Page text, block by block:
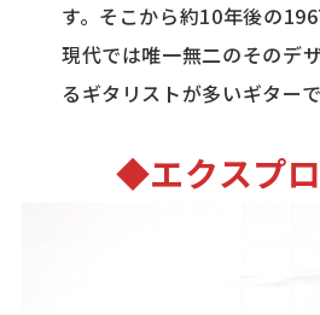
す。そこから約10年後の
現代では唯一無二のそのデ
るギタリストが多いギターで
◆エクスプ